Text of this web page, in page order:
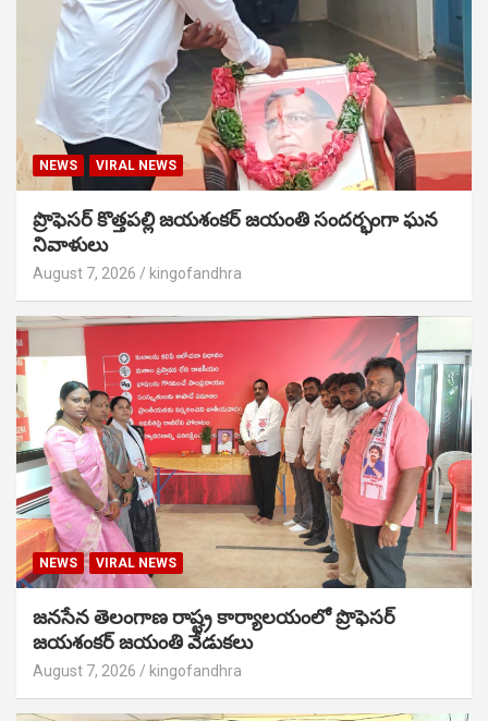
NEWS VIRAL NEWS
ప్రొఫెసర్ కొత్తపల్లి జయశంకర్ జయంతి సందర్భంగా ఘన
నివాళులు
August 7, 2026 kingofandhra
NEWS VIRAL NEWS
జనసేన తెలంగాణ రాష్ట్ర కార్యాలయంలో ప్రొఫెసర్
జయశంకర్ జయంతి వేడుకలు
August 7, 2026 kingofandhra